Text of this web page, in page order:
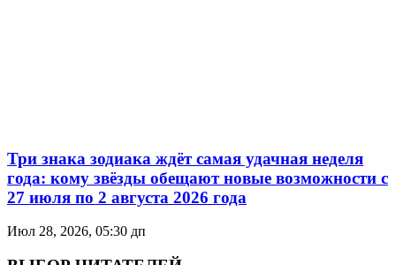
Три знака зодиака ждёт самая удачная неделя
года: кому звёзды обещают новые возможности с
27 июля по 2 августа 2026 года
Июл 28, 2026, 05:30 дп